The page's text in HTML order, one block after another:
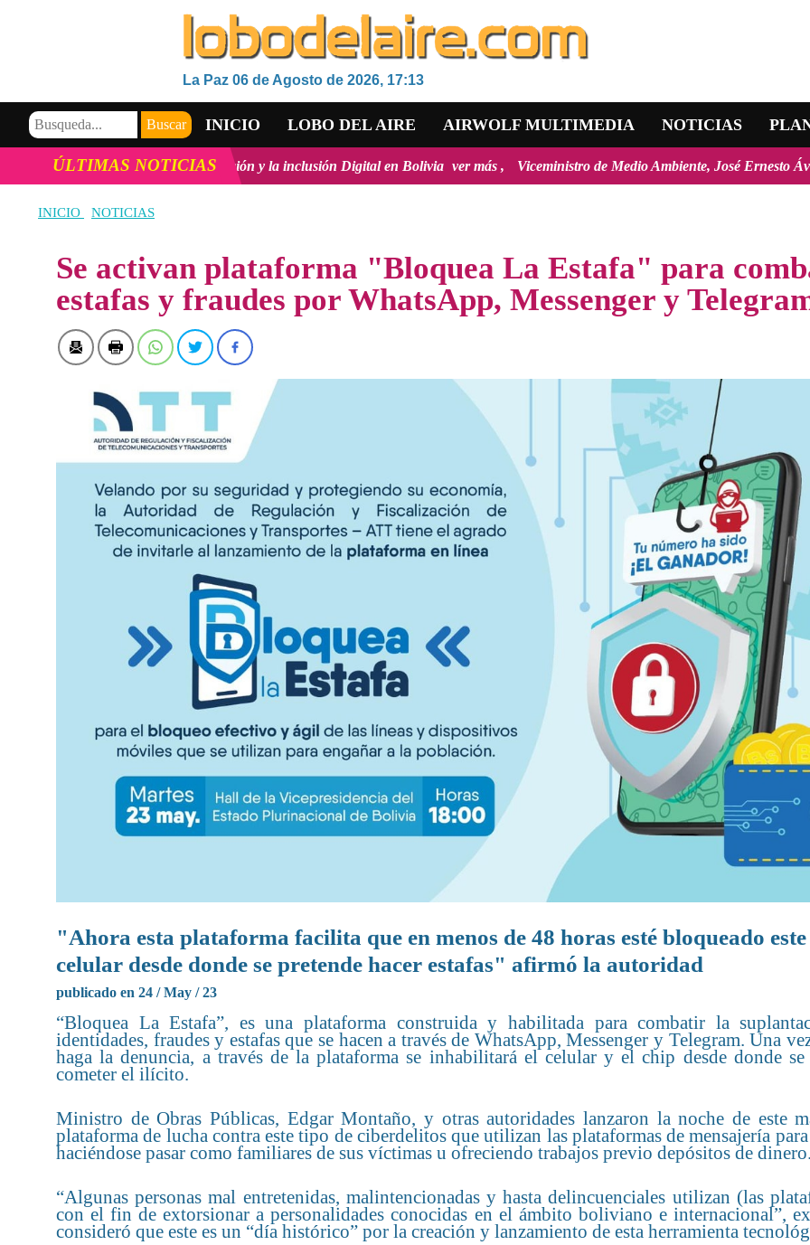
La Paz 06 de Agosto de 2026, 17:13
INICIO LOBO DEL AIRE AIRWOLF MULTIMEDIA NOTICIAS
VIDEOS
ÚLTIMAS NOTICIAS
Tecnológico, la innovación y la inclusión Digital en Bolivia ver más Viceministro de Medio Ambiente, José Ernesto Ávila: "la
INICIO NOTICIAS
Se activan plataforma "Bloquea La Estafa" para
estafas y fraudes por WhatsApp, Messenger y
"Ahora esta plataforma facilita que en menos de 48 horas esté bloqueado este
celular desde donde se pretende hacer estafas" afirmó la autoridad
publicado en 24 / May / 23
“Bloquea La Estafa”, es una plataforma construida y habilitada para combatir la
identidades, fraudes y estafas que se hacen a través de WhatsApp, Messenger y Telegram. Una
haga la denuncia, a través de la plataforma se inhabilitará el celular y el chip desde donde
cometer el ilícito.
Ministro de Obras Públicas, Edgar Montaño, y otras autoridades lanzaron la noche de este
plataforma de lucha contra este tipo de ciberdelitos que utilizan las plataformas de mensajería para
haciéndose pasar como familiares de sus víctimas u ofreciendo trabajos previo depósitos de dinero.
“Algunas personas mal entretenidas, malintencionadas y hasta delincuenciales utilizan (las
con el fin de extorsionar a personalidades conocidas en el ámbito boliviano e internacional”,
consideró que este es un “día histórico” por la creación y lanzamiento de esta herramienta